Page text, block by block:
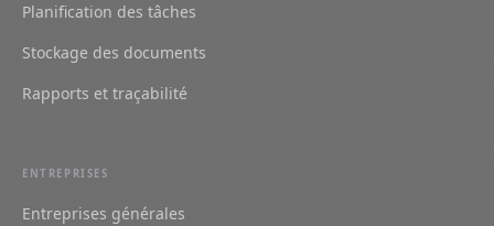
Planification des tâches
Stockage des documents
Rapports et traçabilité
ENTREPRISES
Entreprises générales